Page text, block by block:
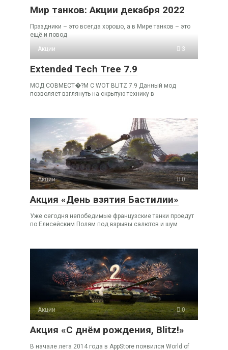
Мир танков: Акции декабря 2022
Праздники – это всегда хорошо, а в Мире танков – это
ещё и повод
Акции
3
Extended Tech Tree 7.9
МОД СОВМЕСТ�?М С WOT BLITZ 7.9 Данный мод
позволяет взглянуть на скрытую технику в
Акции 0
Акция «День взятия Бастилии»
Уже сегодня непобедимые французские танки проедут
по Елисейским Полям под взрывы салютов и шум
Акции 0
Акция «С днём рождения, Blitz!»
В начале лета 2014 года в AppStore появился World of